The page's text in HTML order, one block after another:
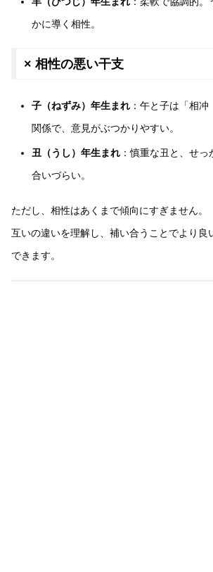
かに導く相性。
× 相性の悪い干支
子（ねずみ）年生まれ：午と子は「相冲
関係で、意見がぶつかりやすい。
丑（うし）年生まれ：慎重な丑と、せっ
合いづらい。
ただし、相性はあくまで傾向にすぎません。
互いの違いを理解し、補い合うことでより良
できます。